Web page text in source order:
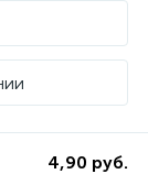
4,90 руб.